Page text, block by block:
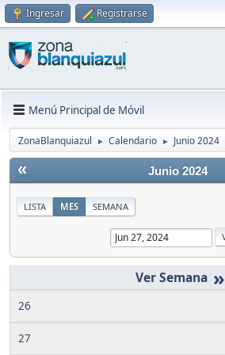
Ingresar Registrarse
Menú Principal de Móvil
ZonaBlanquiazul ► Calendario ► Junio 2024
« Junio 2024
LISTA MES SEMANA
»
26
27